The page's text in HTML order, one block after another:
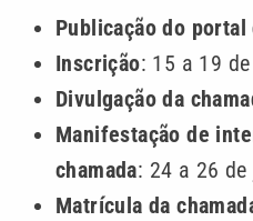
Publicação do portal
Inscrição: 15 a 19
Divulgação da
Manifestação de
chamada: 24 a 26 de
Matrícula da